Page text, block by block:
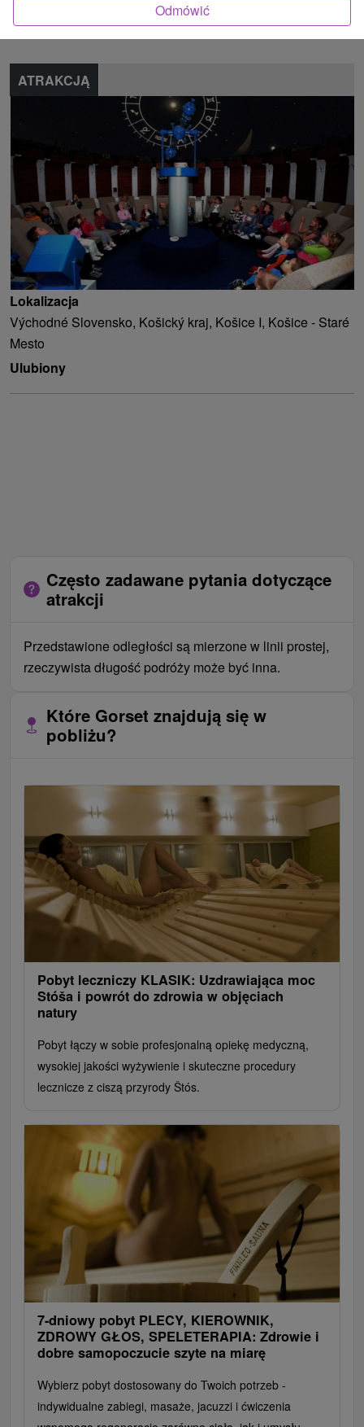
Zgłoś błąd
ATRAKCJĄ
Lokalizacja
Východné Slovensko, Košický kraj, Košice I, Košice - Staré
Mesto
Ulubiony
Często zadawane pytania dotyczące
atrakcji
Przedstawione odległości są mierzone w linii prostej,
rzeczywista długość podróży może być inna.
Które Gorset znajdują się w
pobliżu?
Pobyt leczniczy KLASIK: Uzdrawiająca moc
Stóša i powrót do zdrowia w objęciach
natury
Pobyt łączy w sobie profesjonalną opiekę medyczną,
wysokiej jakości wyżywienie i skuteczne procedury
lecznicze z ciszą przyrody Štós.
7-dniowy pobyt PLECY, KIEROWNIK,
ZDROWY GŁOS, SPELETERAPIA: Zdrowie i
dobre samopoczucie szyte na miarę
Wybierz pobyt dostosowany do Twoich potrzeb -
indywidualne zabiegi, masaże, jacuzzi i ćwiczenia
Odmówić